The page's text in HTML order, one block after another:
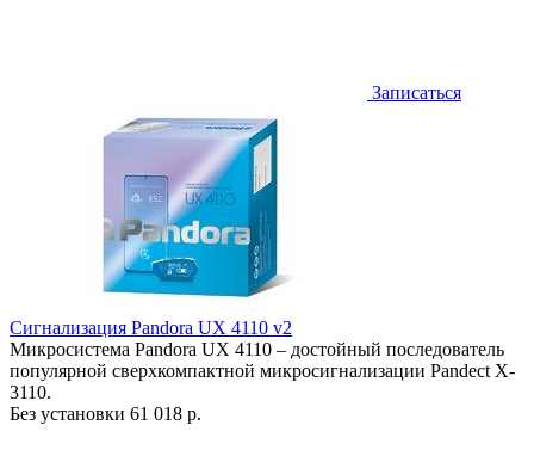
Записаться
Сигнализация Pandora UX 4110 v2
Микросистема Pandora UX 4110 – достойный последователь
популярной сверхкомпактной микросигнализации Pandect X-
3110.
Без установки 61 018 р.